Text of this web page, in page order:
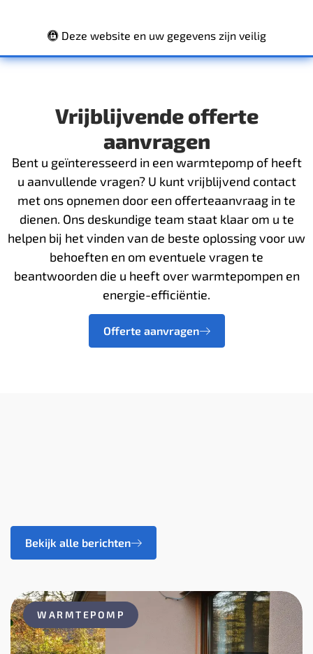
Deze website en uw gegevens zijn veilig
Vrijblijvende offerte
aanvragen
Bent u geïnteresseerd in een warmtepomp of heeft
u aanvullende vragen? U kunt vrijblijvend contact
met ons opnemen door een offerteaanvraag in te
dienen. Ons deskundige team staat klaar om u te
helpen bij het vinden van de beste oplossing voor uw
behoeften en om eventuele vragen te
beantwoorden die u heeft over warmtepompen en
energie-efficiëntie.
Offerte aanvragen
Bekijk alle berichten
WARMTEPOMP